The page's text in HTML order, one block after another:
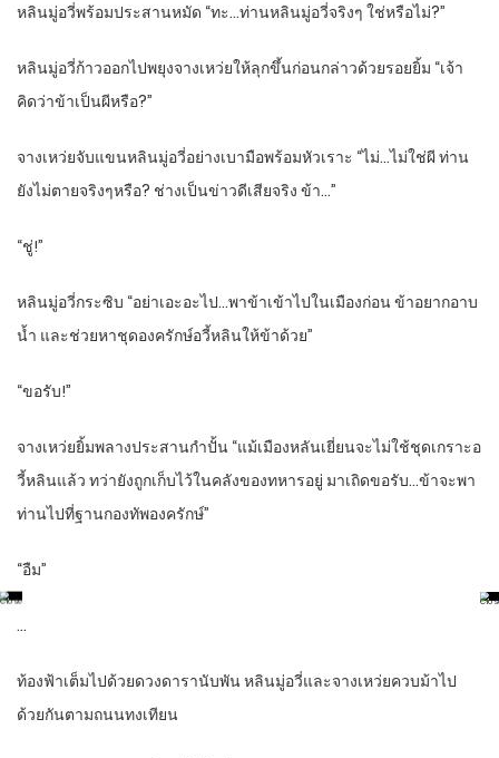
หลินมู่อวี่พร้อมประสานหมัด “ทะ…ท่านหลินมู่อวี่จริงๆ ใช่หรือไม่?”
หลินมู่อวี่ก้าวออกไปพยุงจางเหว่ยให้ลุกขึ้นก่อนกล่าวด้วยรอยยิ้ม “เจ้า
คิดว่าข้าเป็นผีหรือ?”
จางเหว่ยจับแขนหลินมู่อวี่อย่างเบามือพร้อมหัวเราะ “ไม่…ไม่ใช่ผี ท่าน
ยังไม่ตายจริงๆหรือ? ช่างเป็นข่าวดีเสียจริง ข้า…”
“ชู่!”
หลินมู่อวี่กระซิบ “อย่าเอะอะไป…พาข้าเข้าไปในเมืองก่อน ข้าอยากอาบ
น้ำ และช่วยหาชุดองครักษ์อวี้หลินให้ข้าด้วย”
“ขอรับ!”
จางเหว่ยยิ้มพลางประสานกำปั้น “แม้เมืองหลันเยี่ยนจะไม่ใช้ชุดเกราะอ
วี้หลินแล้ว ทว่ายังถูกเก็บไว้ในคลังของทหารอยู่ มาเถิดขอรับ…ข้าจะพา
ท่านไปที่ฐานกองทัพองครักษ์”
“อืม”
…
ท้องฟ้าเต็มไปด้วยดวงดารานับพัน หลินมู่อวี่และจางเหว่ยควบม้าไป
ด้วยกันตามถนนทงเทียน